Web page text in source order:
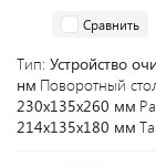
Сравнить
Тип: Устройство
нм Поворотный
230х135х260 мм
214х135х180 мм